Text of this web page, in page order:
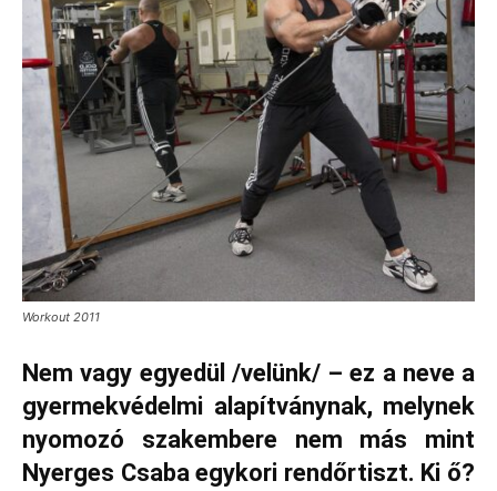
Workout 2011
Nem vagy egyedül /velünk/ – ez a neve a
gyermekvédelmi alapítványnak, melynek
nyomozó szakembere nem más mint
Nyerges Csaba egykori rendőrtiszt. Ki ő?